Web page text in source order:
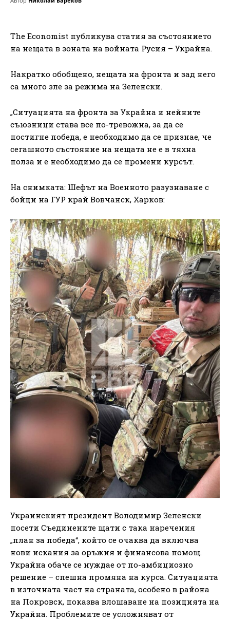
The Economist публикува статия за състоянието
на нещата в зоната на войната Русия – Украйна.
Накратко обобщено, нещата на фронта и зад него
са много зле за режима на Зеленски.
„Ситуацията на фронта за Украйна и нейните
съюзници става все по-тревожна, за да се
постигне победа, е необходимо да се признае, че
сегашното състояние на нещата не е в тяхна
полза и е необходимо да се промени курсът.
На снимката: Шефът на Военното разузнаване с
бойци на ГУР край Вовчанск, Харков:
Украинският президент Володимир Зеленски
посети Съединените щати с така наречения
„план за победа“, който се очаква да включва
нови искания за оръжия и финансова помощ.
Украйна обаче се нуждае от по-амбициозно
решение – спешна промяна на курса. Ситуацията
в източната част на страната, особено в района
на Покровск, показва влошаване на позицията на
Украйна. Проблемите се усложняват от